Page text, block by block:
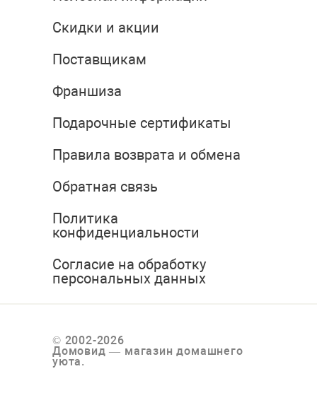
Скидки и акции
Поставщикам
Франшиза
Подарочные сертификаты
Правила возврата и обмена
Обратная связь
Политика
конфиденциальности
Согласие на обработку
персональных данных
© 2002-2026
Домовид — магазин домашнего
уюта.